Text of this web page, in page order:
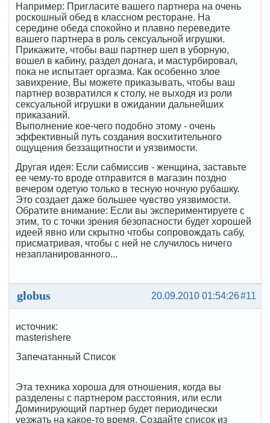
Например: Пригласите вашего партнера на очень
роскошный обед в классном ресторане. На
середине обеда спокойно и плавно переведите
вашего партнера в роль сексуальной игрушки.
Прикажите, чтобы ваш партнер шел в уборную,
вошел в кабину, раздел донага, и мастурбировал,
пока не испытает оргазма. Как особенно злое
завихрение, Вы можете приказывать, чтобы ваш
партнер возвратился к столу, не выходя из роли
сексуальной игрушки в ожидании дальнейших
приказаний.
Выполнение кое-чего подобно этому - очень
эффективный путь создания восхитительного
ощущения беззащитности и уязвимости.
Другая идея: Если сабмиссив - женщина, заставьте
ее чему-то вроде отправится в магазин поздно
вечером одетую только в тесную ночную рубашку.
Это создает даже большее чувство уязвимости.
Обратите внимание: Если вы экспериментируете с
этим, то с точки зрения безопасности будет хорошей
идеей явно или скрытно чтобы сопровождать сабу,
присматривая, чтобы с ней не случилось ничего
незапланированного...
#11
20.09.2010 01:54:26
globus
источник:
masterishere
Запечатанный Список
Эта техника хороша для отношения, когда вы
разделены с партнером расстояния, или если
Доминирующий партнер будет периодически
уезжать на какое-то время. Создайте список из